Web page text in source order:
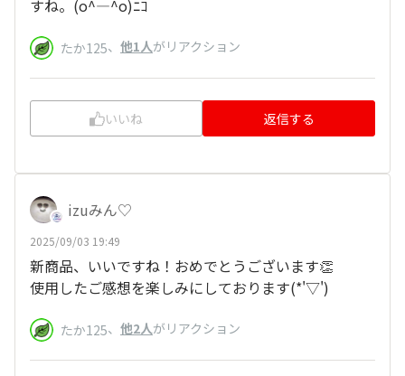
すね。(o^―^o)ﾆｺ
たか125、 他1人がリアクション
いいね 返信する
izuみん♡
2025/09/03 19:49
新商品、いいですね！おめでとうございます👏
使用したご感想を楽しみにしております(*'▽')
たか125、 他2人がリアクション